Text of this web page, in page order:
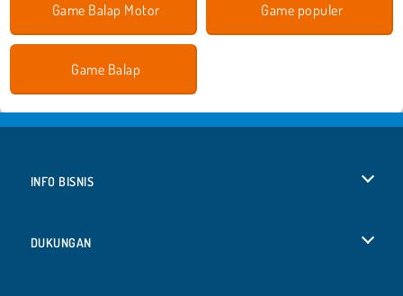
Game Balap Motor Game populer
Game Balap
INFO BISNIS
DUKUNGAN